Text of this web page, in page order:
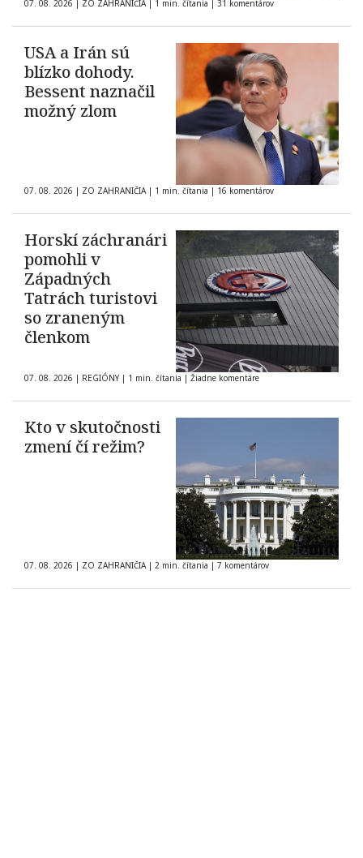
07. 08. 2026 | ZO ZAHRANIČIA | 1 min. čítania | 31 komentárov
USA a Irán sú
blízko dohody.
Bessent naznačil
možný zlom
07. 08. 2026 | ZO ZAHRANIČIA | 1 min. čítania | 16 komentárov
Horskí záchranári
pomohli v
Západných
Tatrách turistovi
so zraneným
členkom
07. 08. 2026 | REGIÓNY | 1 min. čítania | Žiadne komentáre
Kto v skutočnosti
zmení čí režim?
07. 08. 2026 | ZO ZAHRANIČIA | 2 min. čítania | 7 komentárov